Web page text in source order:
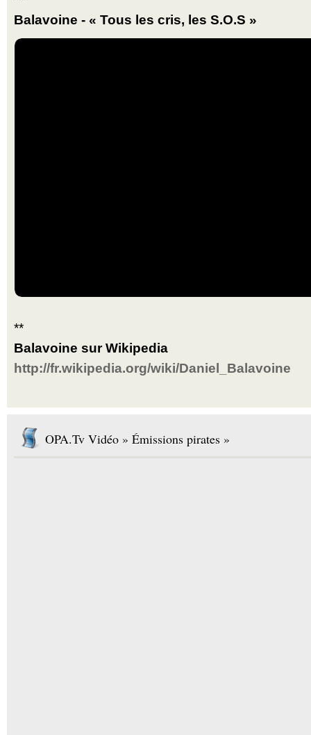
Balavoine - « Tous les cris, les S.O.S »
**
Balavoine sur Wikipedia
http://fr.wikipedia.org/wiki/Daniel_Balavoine
OPA.Tv Vidéo » Émissions pirates »